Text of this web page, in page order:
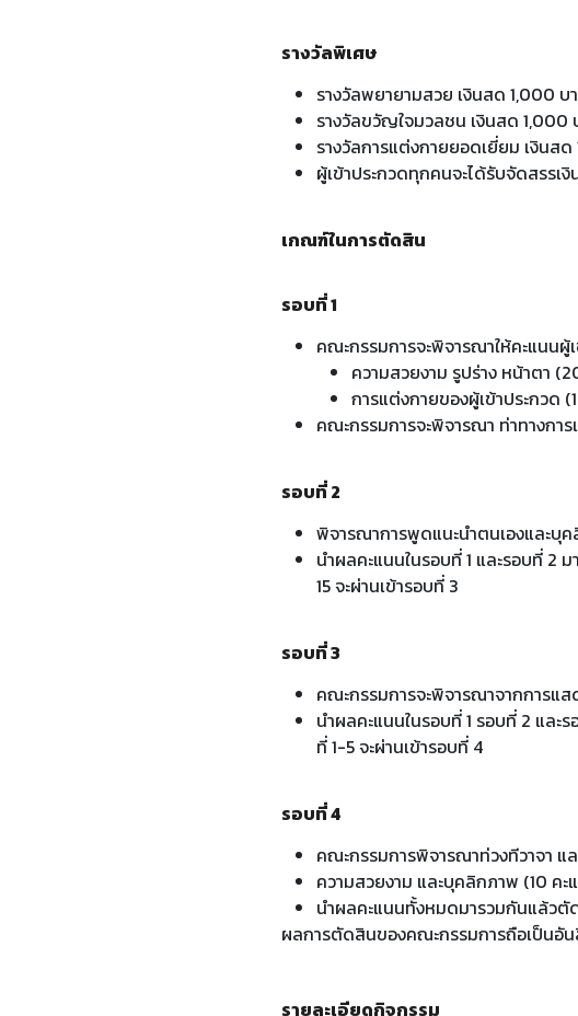
รางวัลพิเศษ
รางวัลพยายามสวย เงินสด 1,000 บ
รางวัลขวัญใจมวลชน เงินสด 1,000
รางวัลการแต่งกายยอดเยี่ยม เงินส
ผู้เข้าประกวดทุกคนจะได้รับจัดสรรเ
เกณฑ์ในการตัดสิน
รอบที่ 1
คณะกรรมการจะพิจารณาให้คะแนน
ความสวยงาม รูปร่าง หน้าตา
การแต่งกายของผู้เข้าประกวด
คณะกรรมการจะพิจารณา ท่าทางกา
รอบที่ 2
พิจารณาการพูดแนะนําตนเองและบุค
นําผลคะแนนในรอบที่ 1 และรอบที่ 2
15 จะผ่านเข้ารอบที่ 3
รอบที่ 3
คณะกรรมการจะพิจารณาจากการแ
นําผลคะแนนในรอบที่ 1 รอบที่ 2 แล
ที่ 1-5 จะผ่านเข้ารอบที่ 4
รอบที่ 4
คณะกรรมการพิจารณาท่วงทีวาจา แ
ความสวยงาม และบุคลิกภาพ (10 คะ
นำผลคะแนนทั้งหมดมารวมกันแล้วตั
ผลการตัดสินของคณะกรรมการถือเป็นอั
รายละเอียดกิจกรรม